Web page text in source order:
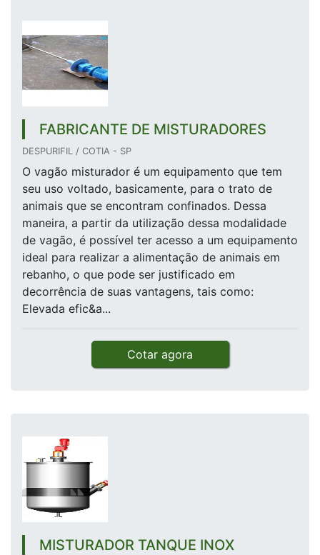
FABRICANTE DE MISTURADORES
DESPURIFIL / COTIA - SP
O vagão misturador é um equipamento que tem
seu uso voltado, basicamente, para o trato de
animais que se encontram confinados. Dessa
maneira, a partir da utilização dessa modalidade
de vagão, é possível ter acesso a um equipamento
ideal para realizar a alimentação de animais em
rebanho, o que pode ser justificado em
decorrência de suas vantagens, tais como:
Elevada efic&a...
Cotar agora
MISTURADOR TANQUE INOX